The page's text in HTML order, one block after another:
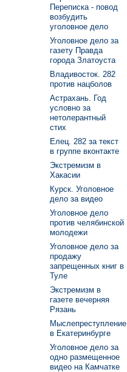
Переписка - повод
возбудить
уголовное дело
Уголовное дело за
газету Правда
города Златоуста
Владивосток. 282
против нацболов
Астрахань. Год
условно за
нетолерантный
стих
Елец. 282 за текст
в группе вконтакте
Экстремизм в
Хакасии
Курск. Уголовное
дело за видео
Уголовное дело
против челябинской
молодежи
Уголовное дело за
продажу
запрещенных книг в
Туле
Экстремизм в
газете вечерняя
Рязань
Мыслепреступление
в Екатеринбурге
Уголовное дело за
одно размещенное
видео на Камчатке